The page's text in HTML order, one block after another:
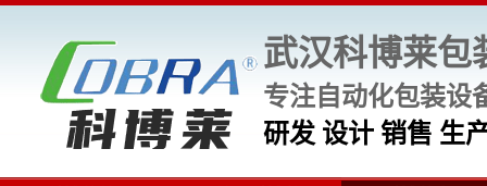
武汉科博莱包
专注自动化包装设
研发 设计 销售 生